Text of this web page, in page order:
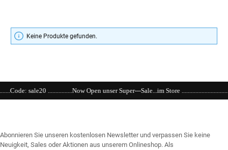
Keine Produkte gefunden.
................Now Open unser Super---Sale...im Store
Abonnieren Sie unseren kostenlosen Newsletter und verpassen Sie keine
Neuigkeit, Sales oder Aktionen aus unserem Onlineshop. Als